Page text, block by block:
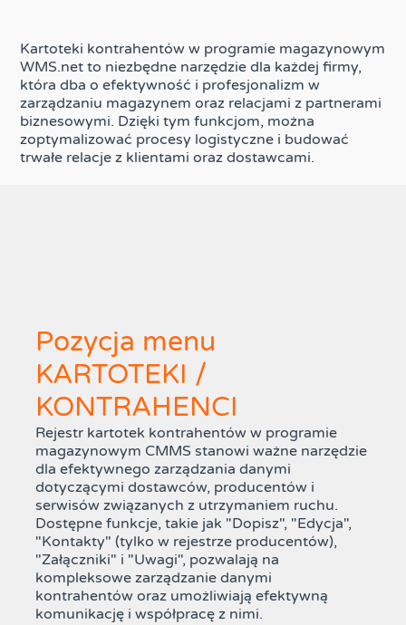
Kartoteki kontrahentów w programie magazynowym
WMS.net to niezbędne narzędzie dla każdej firmy,
która dba o efektywność i profesjonalizm w
zarządzaniu magazynem oraz relacjami z partnerami
biznesowymi. Dzięki tym funkcjom, można
zoptymalizować procesy logistyczne i budować
trwałe relacje z klientami oraz dostawcami.
Pozycja menu
KARTOTEKI /
KONTRAHENCI
Rejestr kartotek kontrahentów w programie
magazynowym CMMS stanowi ważne narzędzie
dla efektywnego zarządzania danymi
dotyczącymi dostawców, producentów i
serwisów związanych z utrzymaniem ruchu.
Dostępne funkcje, takie jak "Dopisz", "Edycja",
"Kontakty" (tylko w rejestrze producentów),
"Załączniki" i "Uwagi", pozwalają na
kompleksowe zarządzanie danymi
kontrahentów oraz umożliwiają efektywną
komunikację i współpracę z nimi.